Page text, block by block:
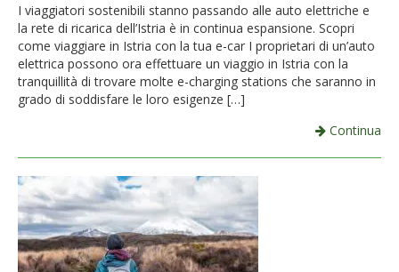
I viaggiatori sostenibili stanno passando alle auto elettriche e
la rete di ricarica dell’Istria è in continua espansione. Scopri
come viaggiare in Istria con la tua e-car I proprietari di un’auto
elettrica possono ora effettuare un viaggio in Istria con la
tranquillità di trovare molte e-charging stations che saranno in
grado di soddisfare le loro esigenze […]
Continua